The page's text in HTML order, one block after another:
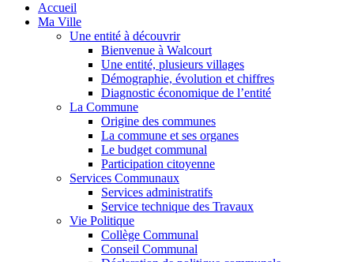
Accueil
Ma Ville
Une entité à découvrir
Bienvenue à Walcourt
Une entité, plusieurs villages
Démographie, évolution et chiffres
Diagnostic économique de l’entité
La Commune
Origine des communes
La commune et ses organes
Le budget communal
Participation citoyenne
Services Communaux
Services administratifs
Service technique des Travaux
Vie Politique
Collège Communal
Conseil Communal